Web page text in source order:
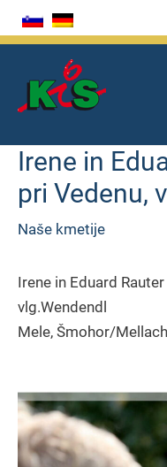
Skip
to
Irene in
pri Vedenu,
Naše kmetije
Irene in Eduard
vlg.Wendendl
Mele, Šmohor/